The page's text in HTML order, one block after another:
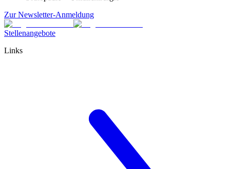
Zur Newsletter-Anmeldung
Stellenangebote
Links